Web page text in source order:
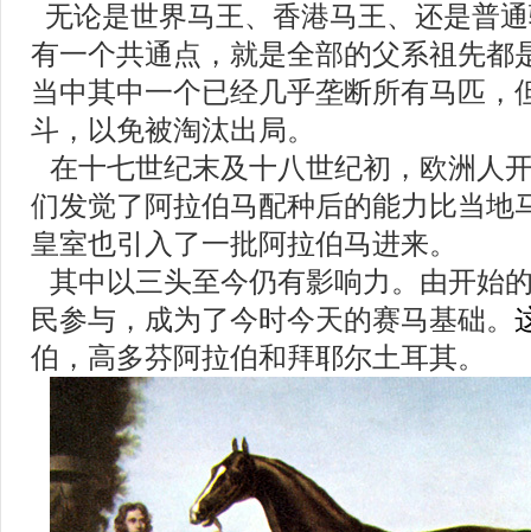
无论是世界马王、香港马王、还是普
有一个共通点，就是全部的父系祖先都
当中其中一个已经几乎垄断所有马匹，
斗，以免被淘汰出局。
在十七世纪末及十八世纪初，欧洲人
们发觉了阿拉伯马配种后的能力比当地
皇室也引入了一批阿拉伯马进来。
其中以三头至今仍有影响力。由开始
民参与，成为了今时今天的赛马基础。
伯，高多芬阿拉伯和拜耶尔土耳其。